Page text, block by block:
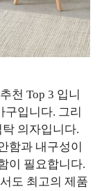
천 Top 3 입니
입니다. 그리
의자입니다.
함과 내구성이
이 필요합니다.
도 최고의 제품